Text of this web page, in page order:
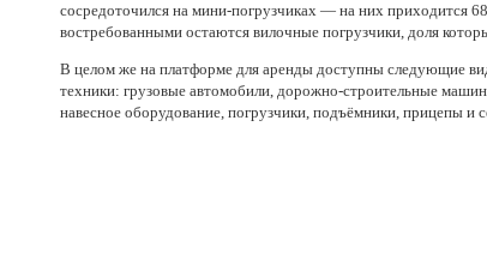
сосредоточился на мини-погрузчиках — на них приходится
востребованными остаются вилочные погрузчики, доля
В целом же на платформе для аренды доступны следующие
техники: грузовые автомобили, дорожно-строительные
навесное оборудование, погрузчики, подъёмники, прицепы и